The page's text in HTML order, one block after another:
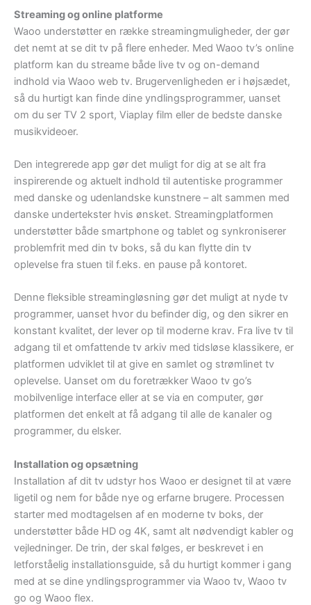
Streaming og online platforme
Waoo understøtter en række streamingmuligheder, der gør
det nemt at se dit tv på flere enheder. Med Waoo tv’s online
platform kan du streame både live tv og on-demand
indhold via Waoo web tv. Brugervenligheden er i højsædet,
så du hurtigt kan finde dine yndlingsprogrammer, uanset
om du ser TV 2 sport, Viaplay film eller de bedste danske
musikvideoer.
Den integrerede app gør det muligt for dig at se alt fra
inspirerende og aktuelt indhold til autentiske programmer
med danske og udenlandske kunstnere – alt sammen med
danske undertekster hvis ønsket. Streamingplatformen
understøtter både smartphone og tablet og synkroniserer
problemfrit med din tv boks, så du kan flytte din tv
oplevelse fra stuen til f.eks. en pause på kontoret.
Denne fleksible streamingløsning gør det muligt at nyde tv
programmer, uanset hvor du befinder dig, og den sikrer en
konstant kvalitet, der lever op til moderne krav. Fra live tv til
adgang til et omfattende tv arkiv med tidsløse klassikere, er
platformen udviklet til at give en samlet og strømlinet tv
oplevelse. Uanset om du foretrækker Waoo tv go’s
mobilvenlige interface eller at se via en computer, gør
platformen det enkelt at få adgang til alle de kanaler og
programmer, du elsker.
Installation og opsætning
Installation af dit tv udstyr hos Waoo er designet til at være
ligetil og nem for både nye og erfarne brugere. Processen
starter med modtagelsen af en moderne tv boks, der
understøtter både HD og 4K, samt alt nødvendigt kabler og
vejledninger. De trin, der skal følges, er beskrevet i en
letforståelig installationsguide, så du hurtigt kommer i gang
med at se dine yndlingsprogrammer via Waoo tv, Waoo tv
go og Waoo flex.